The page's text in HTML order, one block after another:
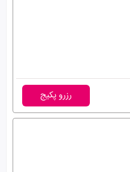
رزرو پکیج